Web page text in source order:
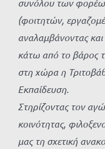
συνόλου των
(φοιτητών,
αναλαμβάνοντας και
κάτω από το βάρος
στη χώρα η
Εκπαίδευση.
Στηρίζοντας τον
κοινότητας,
μας τη σχετική